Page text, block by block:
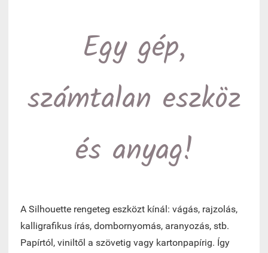
Egy gép,
számtalan eszköz
és anyag!
A Silhouette rengeteg eszközt kínál: vágás, rajzolás,
kalligrafikus írás, dombornyomás, aranyozás, stb.
Papírtól, viniltől a szövetig vagy kartonpapírig. Így